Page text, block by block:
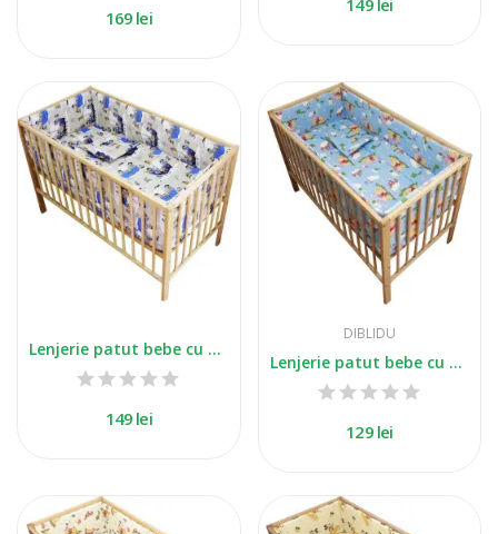
169 lei
149 lei
Lenjerie patut bebe cu 5 piese piratii
149 lei
DIBLIDU
Lenjerie patut bebe cu 5 piese ursuletul si...
129 lei